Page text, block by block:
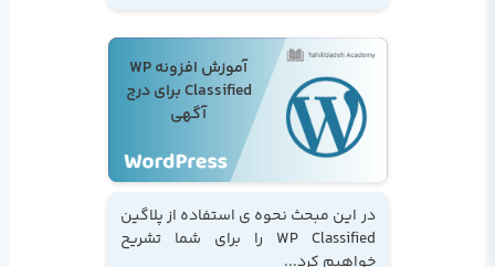
آموزش افزونه WP
Classified برای درج
آگهی
در این مبحث نحوه ی استفاده از پلاگین
WP Classified را برای شما تشریح